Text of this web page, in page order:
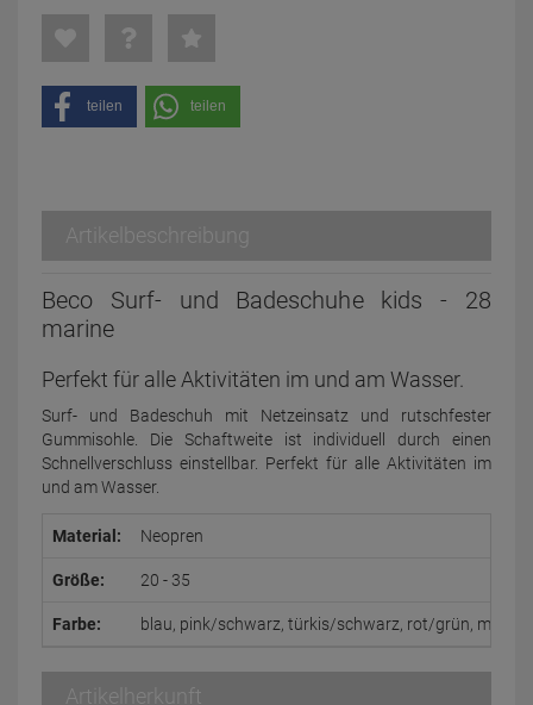
teilen teilen
Artikelbeschreibung
Beco Surf- und Badeschuhe kids - 28
marine
Perfekt für alle Aktivitäten im und am Wasser.
Surf- und Badeschuh mit Netzeinsatz und rutschfester
Gummisohle. Die Schaftweite ist individuell durch einen
Schnellverschluss einstellbar. Perfekt für alle Aktivitäten im
und am Wasser.
Material: Neopren
Größe: 20 - 35
Farbe: blau, pink/schwarz, türkis/schwarz, rot/grün,
Artikelherkunft